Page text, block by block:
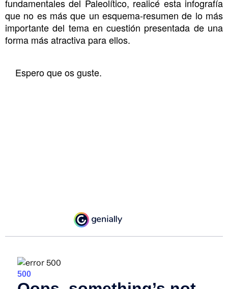
fundamentales del Paleolítico, realicé esta infografía
que no es más que un esquema-resumen de lo más
importante del tema en cuestión presentada de una
forma más atractiva para ellos.
Espero que os guste.